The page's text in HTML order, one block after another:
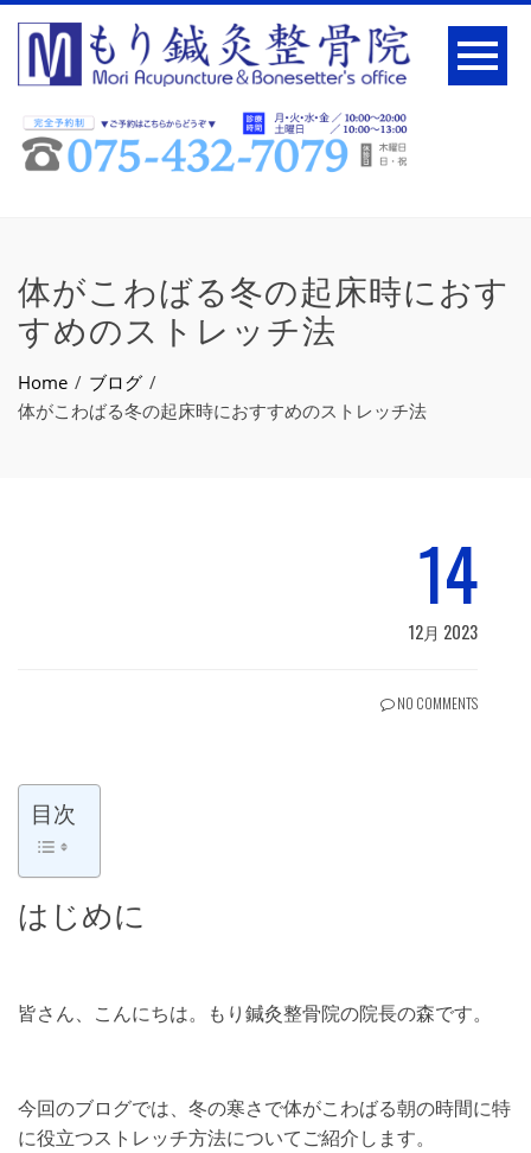
体がこわばる冬の起床時におす
すめのストレッチ法
Home
ブログ
体がこわばる冬の起床時におすすめのストレッチ法
14
12月 2023
NO COMMENTS
目次
はじめに
皆さん、こんにちは。もり鍼灸整骨院の院長の森です。
今回のブログでは、冬の寒さで体がこわばる朝の時間に特
に役立つストレッチ方法についてご紹介します。